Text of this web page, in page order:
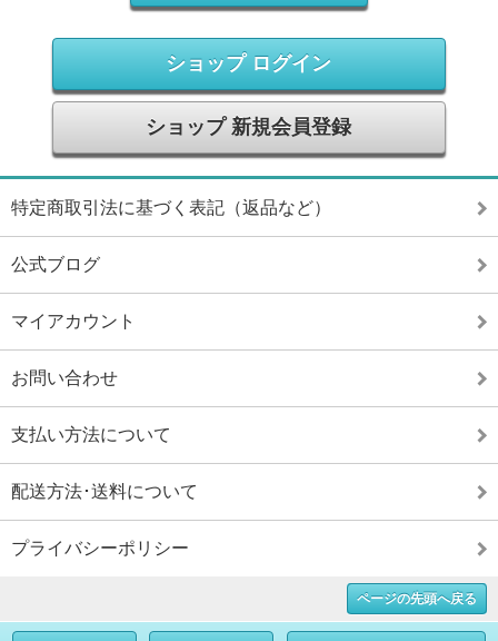
ショップ ログイン
ショップ 新規会員登録
特定商取引法に基づく表記（返品など）
公式ブログ
マイアカウント
お問い合わせ
支払い方法について
配送方法･送料について
プライバシーポリシー
ページの先頭へ戻る